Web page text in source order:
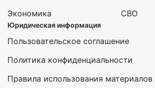
Экономика
СВО
Юридическая информация
Пользовательское соглашение
Политика конфиденциальности
Правила использования материалов